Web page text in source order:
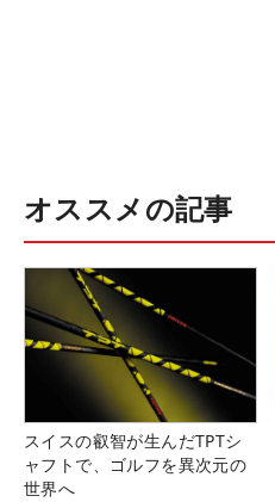
オススメの記事
スイスの叡智が生んだTPTシ
ャフトで、ゴルフを異次元の
世界へ